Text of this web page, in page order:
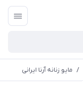
/ مایو زنانه آرنا ایرانی